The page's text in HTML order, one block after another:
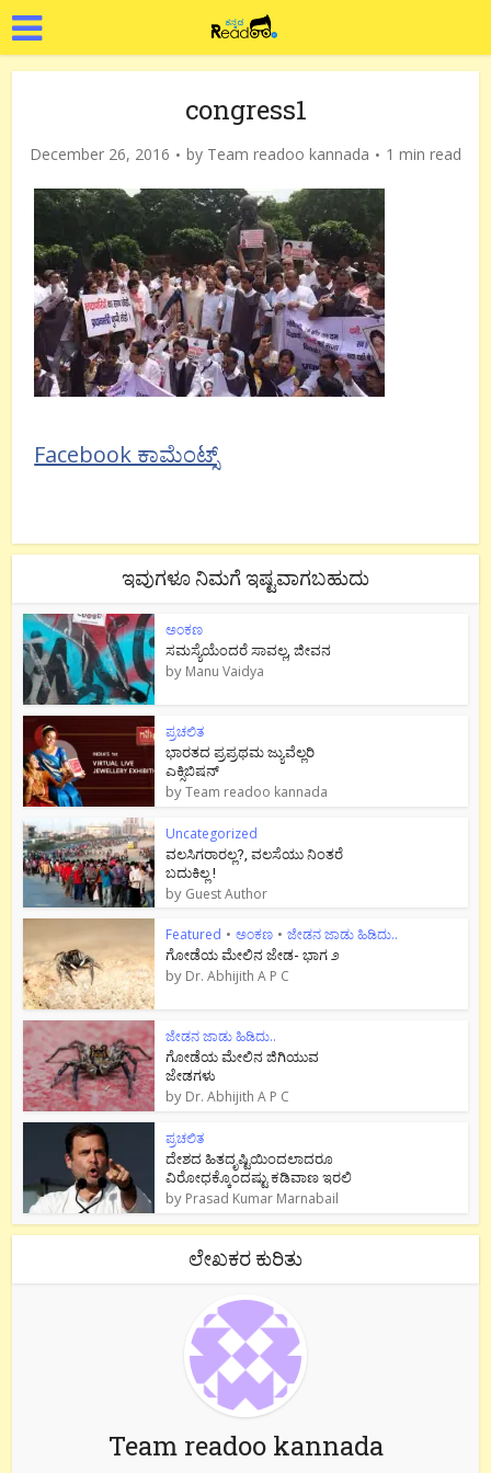
congress1
December 26, 2016 by Team readoo kannada 1 min read
Facebook ಕಾಮೆಂಟ್ಸ್
ಇವುಗಳೂ ನಿಮಗೆ ಇಷ್ಟವಾಗಬಹುದು
ಅಂಕಣ
ಸಮಸ್ಯೆಯೆಂದರೆ ಸಾವಲ್ಲ, ಜೀವನ
by Manu Vaidya
ಪ್ರಚಲಿತ
ಭಾರತದ ಪ್ರಪ್ರಥಮ ಜ್ಯುವೆಲ್ಲರಿ
ಎಕ್ಸಿಬಿಷನ್
byTeam readoo kannada
Uncategorized
ವಲಸಿಗರಾರಲ್ಲ?, ವಲಸೆಯು ನಿಂತರೆ
ಬದುಕಿಲ್ಲ !
by Guest Author
Featured • ಅಂಕಣ • ಜೇಡನ ಜಾಡು ಹಿಡಿದು..
ಗೋಡೆಯ ಮೇಲಿನ ಜೇಡ- ಭಾಗ ೨
by Dr. Abhijith A P C
ಜೇಡನ ಜಾಡು ಹಿಡಿದು..
ಗೋಡೆಯ ಮೇಲಿನ ಜಿಗಿಯುವ
ಜೇಡಗಳು
by Dr. Abhijith A P C
ಪ್ರಚಲಿತ
ದೇಶದ ಹಿತದೃಷ್ಟಿಯಿಂದಲಾದರೂ
ವಿರೋಧಕ್ಕೊಂದಷ್ಟು ಕಡಿವಾಣ ಇರಲಿ
by Prasad Kumar Marnabail
ಲೇಖಕರ ಕುರಿತು
Team readoo kannada